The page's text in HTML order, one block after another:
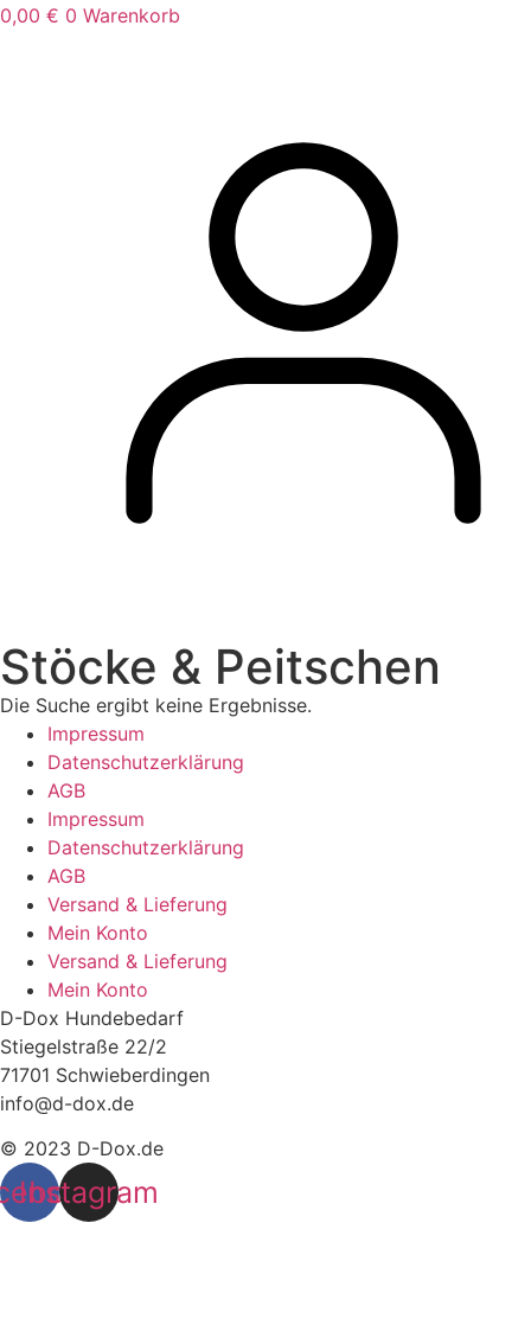
0,00 € 0 Warenkorb
Stöcke & Peitschen
Die Suche ergibt keine Ergebnisse.
Impressum
Datenschutzerklärung
AGB
Impressum
Datenschutzerklärung
AGB
Versand & Lieferung
Mein Konto
Versand & Lieferung
Mein Konto
D-Dox Hundebedarf
Stiegelstraße 22/2
71701 Schwieberdingen
info@d-dox.de
© 2023 D-Dox.de
Instagram